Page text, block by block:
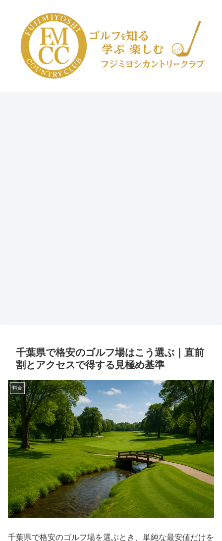
千葉県で格安のゴルフ場はこう選ぶ｜直前
割とアクセスで得する見極め基準
料金
千葉県で格安のゴルフ場を選ぶとき、単純な最安値だけを